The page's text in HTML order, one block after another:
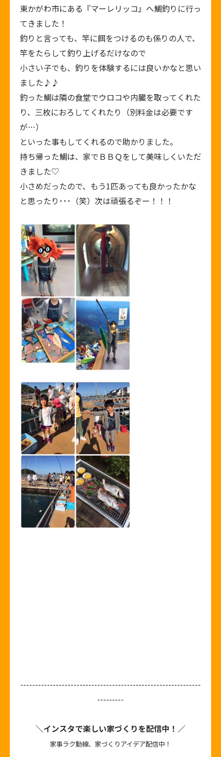
東かがわ市にある『マーレリッコ』へ鯛釣りに行っ
てきました！
釣りと言っても、竿に餌をつけるのも係りの人で、
竿をたらして釣り上げるだけなので
小さい子でも、釣りを体験するには良いかなと思い
ました♪♪
釣った鯛は隣の食堂でウロコや内臓を取ってくれた
り、三枚におろしてくれたり（別料金は必要です
が…）
といった事もしてくれるので助かりました。
持ち帰った鯛は、家でＢＢＱをして美味しくいただ
きました♡
小さめだったので、もう1匹あっても良かったかな
と思ったり･･･（笑）次は頑張るぞー！！！
-------------------------------------------------------------
---------
＼インスタで楽しい家づくりを配信中！／
家事ラク動線、家づくりアイデア配信中！